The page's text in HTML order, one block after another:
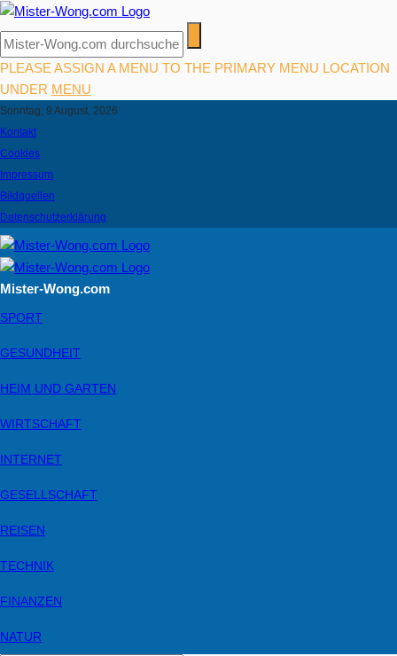
PLEASE ASSIGN A MENU TO THE PRIMARY MENU LOCATION
UNDER MENU
Sonntag, 9 August, 2026
Kontakt
Cookies
Impressum
Bildquellen
Datenschutzerklärung
Mister-Wong.com
SPORT
GESUNDHEIT
HEIM UND GARTEN
WIRTSCHAFT
INTERNET
GESELLSCHAFT
REISEN
TECHNIK
FINANZEN
NATUR